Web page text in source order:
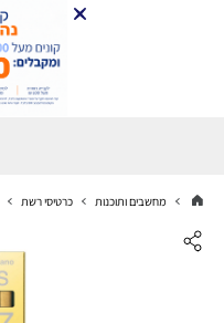
מחשבים ותוכנות כרטיסי רשת